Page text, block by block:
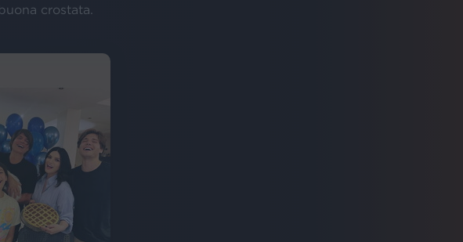
crostata.